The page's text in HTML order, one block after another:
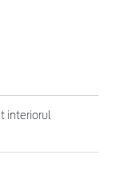
interiorul